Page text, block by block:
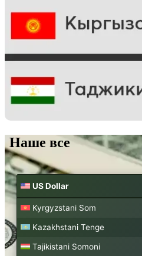
Наше все